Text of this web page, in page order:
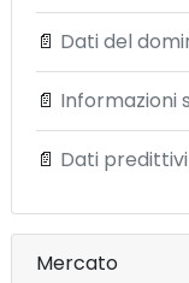
📄 Dati del
📄 Informazioni
📄 Dati
Mercato